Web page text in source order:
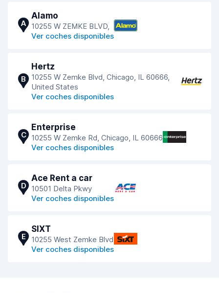
A
Alamo
10255 W ZEMKE BLVD,
Ver coches disponibles
B
Hertz
10255 W Zemke Blvd, Chicago, IL 60666,
United States
Ver coches disponibles
C
Enterprise
10255 W Zemke Rd, Chicago, IL 60666
Ver coches disponibles
D
Ace Rent a car
10501 Delta Pkwy
Ver coches disponibles
E
SIXT
10255 West Zemke Blvd
Ver coches disponibles